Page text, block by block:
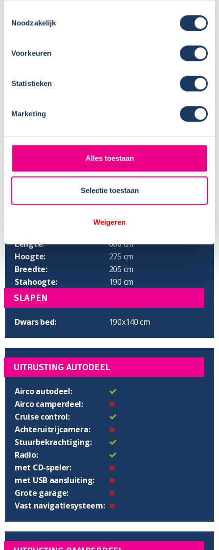
Noodzakelijk
Voorkeuren
Statistieken
Marketing
Alles toestaan
Selectie toestaan
Weigeren
Max. gewicht:
Aantal zitplaatsen:
Isofix:
Lengte:
600 cm
Hoogte:
275 cm
Breedte:
205 cm
Stahoogte:
190 cm
SLAPEN
Dwars bed: 190x140 cm
UITRUSTING AUTODEEL
Airco autodeel:
Airco camperdeel:
Cruise control:
Achteruitrijcamera:
Stuurbekrachtiging:
Radio:
met CD-speler:
met USB aansluiting:
Grote garage:
Vast navigatiesysteem: